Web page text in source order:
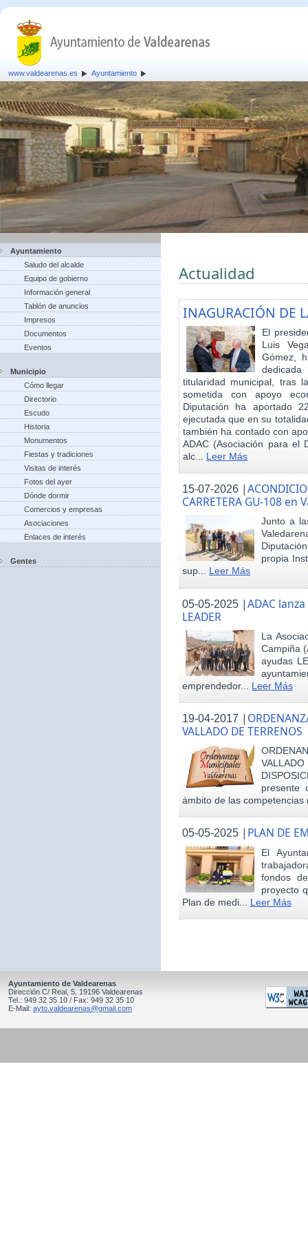
www.valdearenas.es Ayuntamiento
Ayuntamiento
Saludo del alcalde
Equipo de gobierno
Información general
Tablón de anuncios
Impresos
Documentos
Eventos
Municipio
Cómo llegar
Directorio
Escudo
Historia
Monumentos
Fiestas y tradiciones
Visitas de interés
Fotos del ayer
Dónde dormir
Comercios y empresas
Asociaciones
Enlaces de interés
Gentes
Actualidad
INAGURACIÓN DE
El
Luis
Gómez,
titularidad municipal, tras
sometida con apoyo
Diputación ha aportado
ejecutada que en su
también ha contado con
ADAC (Asociación para el
alc... Leer Más
15-07-2026 |
CARRETERA GU-108 en
Junto a
propia
sup... Leer Más
05-05-2025 |ADAC
LEADER
La
Campiña
ayudas
emprendedor... Leer Más
19-04-2017 |
VALLADO DE TERRENOS
presente
ámbito de las
05-05-2025 | PLAN DE
El
fondos
proyecto
Plan de medi... Leer Más
Ayuntamiento de Valdearenas
Dirección C/ Real, 5, 19196 Valdearenas
Tel.: 949 32 35 10 / Fax: 949 32 35 10
E-Mail: ayto.valdearenas@gmail.com